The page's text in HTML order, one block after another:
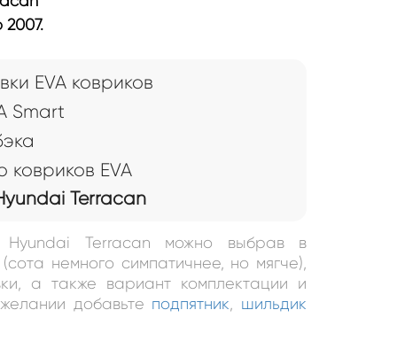
в багажник
2007.
EVA ковриков
Smart
EVA
Terracan
Hyundai Terracan можно выбрав в
немного симпатичнее, но мягче),
а также вариант комплектации и
добавьте подпятник шильдик